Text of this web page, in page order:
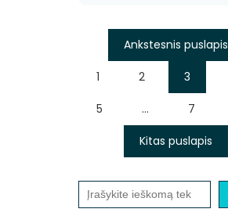
Ankstesnis puslapis
1 2 3
5 … 7
Kitas puslapis
Paieška